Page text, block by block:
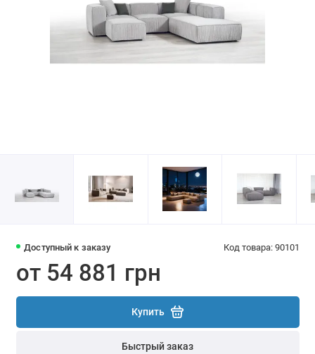
Доступный к заказу Код товара: 90101
от 54 881 грн
Купить
Быстрый заказ